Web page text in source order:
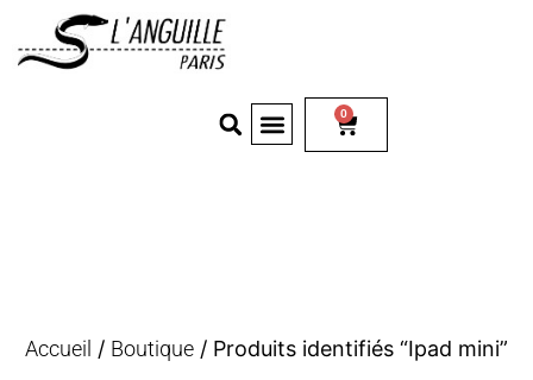
0
Accueil / Boutique / Produits identifiés “Ipad mini”